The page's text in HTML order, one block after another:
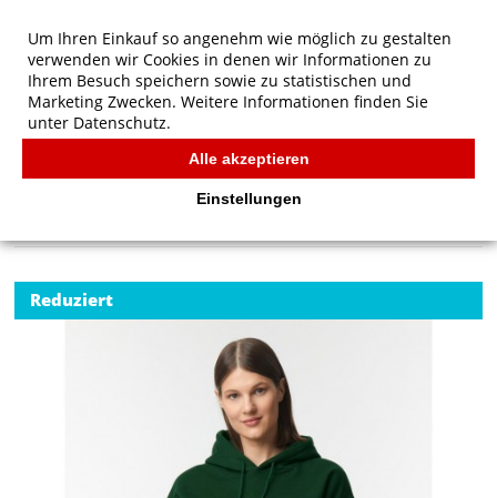
Gildan DryBlend Adult Hooded Sweat
Reduziert
Um Ihren Einkauf so angenehm wie möglich zu gestalten
verwenden wir Cookies in denen wir Informationen zu
Ihrem Besuch speichern sowie zu statistischen und
Marketing Zwecken. Weitere Informationen finden Sie
unter Datenschutz.
Alle akzeptieren
Einstellungen